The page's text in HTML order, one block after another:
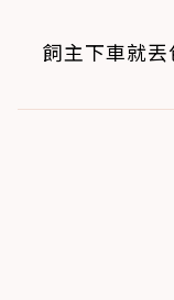
飼主下車就